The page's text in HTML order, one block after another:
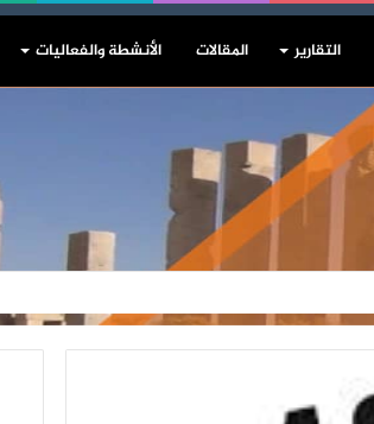
التقارير المقالات الأنشطة والفعاليات